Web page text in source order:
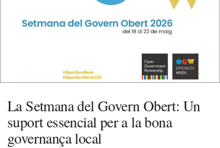
La Setmana del Govern Obert: Un
suport essencial per a la bona
governança local